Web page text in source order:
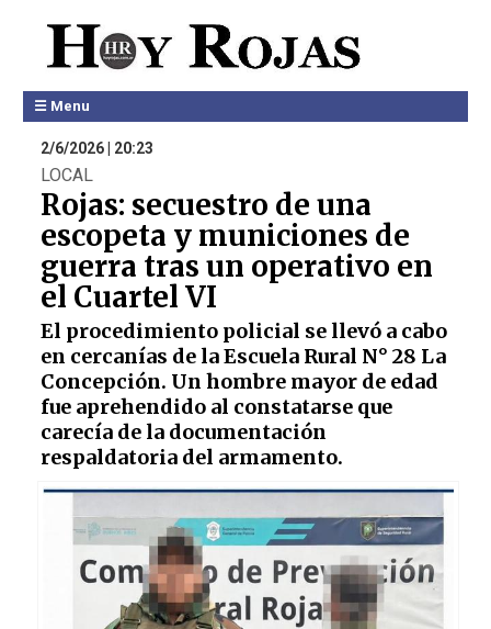
☰ Menu
2/6/2026 | 20:23
LOCAL
Rojas: secuestro de una
escopeta y municiones de
guerra tras un operativo en
el Cuartel VI
El procedimiento policial se llevó a cabo
en cercanías de la Escuela Rural N° 28 La
Concepción. Un hombre mayor de edad
fue aprehendido al constatarse que
carecía de la documentación
respaldatoria del armamento.